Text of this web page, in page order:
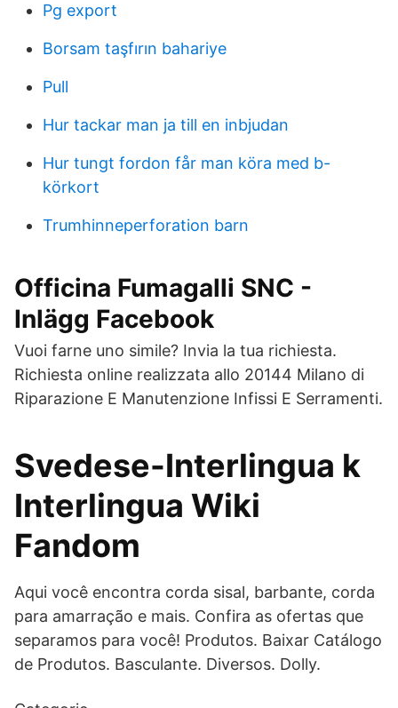
Pg export
Borsam taşfırın bahariye
Pull
Hur tackar man ja till en inbjudan
Hur tungt fordon får man köra med b-
körkort
Trumhinneperforation barn
Officina Fumagalli SNC -
Inlägg Facebook
Vuoi farne uno simile? Invia la tua richiesta.
Richiesta online realizzata allo 20144 Milano di
Riparazione E Manutenzione Infissi E Serramenti.
Svedese-Interlingua k
Interlingua Wiki
Fandom
Aqui você encontra corda sisal, barbante, corda
para amarração e mais. Confira as ofertas que
separamos para você! Produtos. Baixar Catálogo
de Produtos. Basculante. Diversos. Dolly.